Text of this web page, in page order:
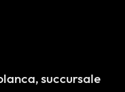
succursale